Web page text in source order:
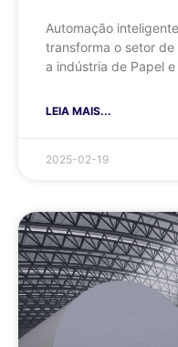
Automação
transforma o setor de
a indústria de Papel
LEIA MAIS...
2025-02-19